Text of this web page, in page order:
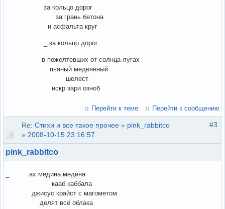
за кольцо дорог
за грань бетона
и асфальта круг
_ за кольцо дорог ....
в пожелтевших от солнца лугах
пьяный медвянный
шелест
искр зари озноб
Перейти к теме Перейти к сообщению
#3
Re: Стихи и все такое прочее » pink_rabbitco
» 2008-10-15 23:16:57
pink_rabbitco
_ ах медина медина
кааб каббала
джисус крайст с магометом
делят всё облака